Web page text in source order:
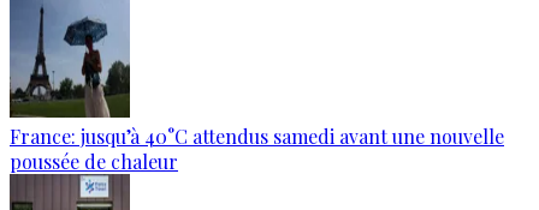
France: jusqu’à 40°C attendus samedi avant une nouvelle
poussée de chaleur